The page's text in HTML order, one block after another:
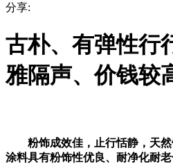
分享:
古朴、有弹性行
雅隔声、价钱较
粉饰成效佳，止行恬静，天然
涂料具有粉饰性优良、耐净化耐